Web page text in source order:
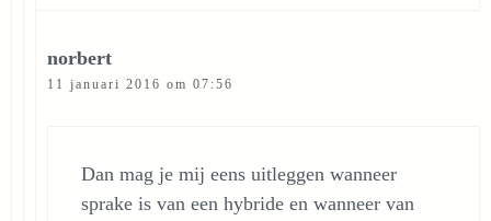
norbert
11 januari 2016 om 07:56
Dan mag je mij eens uitleggen wanneer
sprake is van een hybride en wanneer van